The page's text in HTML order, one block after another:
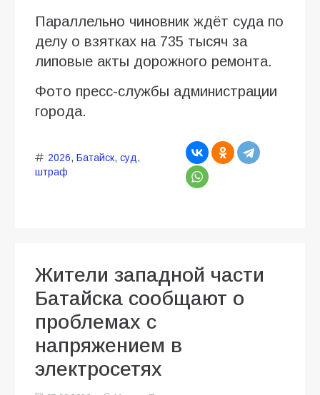
Параллельно чиновник ждёт суда по
делу о взятках на 735 тысяч за
липовые акты дорожного ремонта.
Фото пресс-службы администрации
города.
2026, Батайск, суд,
штраф
Жители западной части
Батайска сообщают о
проблемах с
напряжением в
электросетях